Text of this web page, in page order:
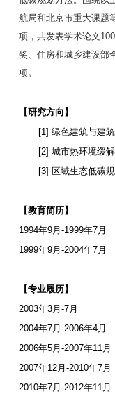
航局和北京市重大课题
项，共发表学术论文100
奖、住房和城乡建设部
项。
【研究方向】
[1] 绿色建筑与建
[2] 城市热环境缓
[3] 区域生态低碳
【教育简历】
1994年9月 -1999年7月
1999年9月 -2004年7月
【专业履历】
2003年3月 -7月
2004年7月 -2006年4月
2006年5月 -2007年11月
2007年12月 -2010年7月
2010年7月 -2012年11月